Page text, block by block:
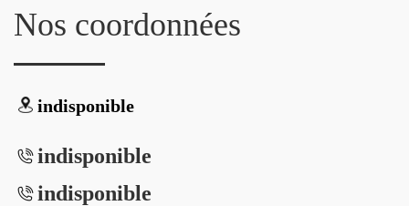
Nos coordonnées
indisponible
indisponible
indisponible